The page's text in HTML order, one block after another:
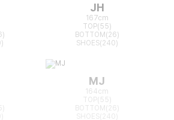
JH
167cm
TOP(55)
BOTTOM(26)
SHOES(240)
MJ
164cm
TOP(55)
BOTTOM(26)